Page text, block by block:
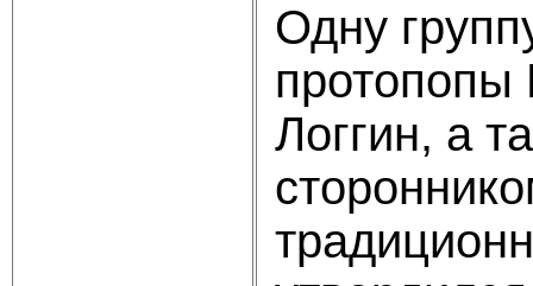
Одну
протопопы
Логгин, а